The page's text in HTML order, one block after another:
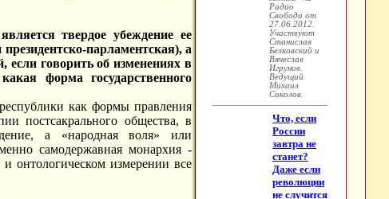
твердое убеждение ее
парламентская), а
если говорить об изменениях в
форма государственного
как формы правления
постсакрального общества, в
а «народная воля» или
самодержавная монархия -
онтологическом измерении все